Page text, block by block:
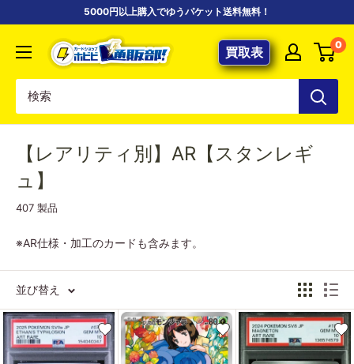
5000円以上購入でゆうパケット送料無料！
【ポ
ケ
専
門
店】
ド
ョ
ッ
プ
ホ
ビ
ビ
買取表 0
【レアリティ別】AR【スタンレギ
ュ】
407 製品
※AR仕様・加工のカードも含みます。
並び替え